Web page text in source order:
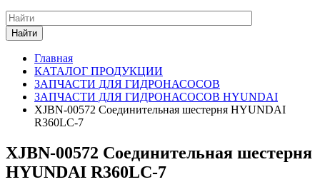
Найти
Главная
КАТАЛОГ ПРОДУКЦИИ
ЗАПЧАСТИ ДЛЯ ГИДРОНАСОСОВ
ЗАПЧАСТИ ДЛЯ ГИДРОНАСОСОВ HYUNDAI
XJBN-00572 Соединительная шестерня HYUNDAI
R360LC-7
XJBN-00572 Соединительная шестерня
HYUNDAI R360LC-7